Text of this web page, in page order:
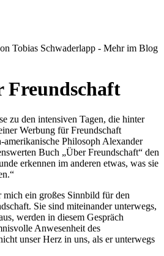
Freundschaft
zu den intensiven Tagen, die hinter
Werbung für Freundschaft
amerikanische Philosoph Alexander
Buch „Über Freundschaft“ den
erkennen im anderen etwas, was sie
ein großes Sinnbild für den
Sie sind miteinander unterwegs,
werden in diesem Gespräch
Anwesenheit des
unser Herz in uns, als er unterwegs